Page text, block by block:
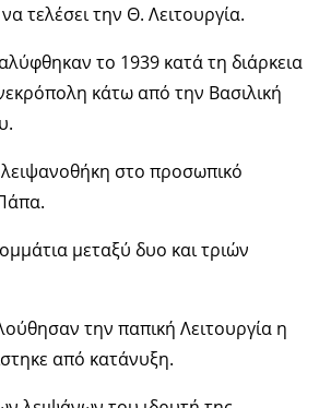
τελέσει την Θ. Λειτουργία.
το 1939 κατά τη διάρκεια
κάτω από την Βασιλική
στο προσωπικό
μεταξύ δυο και τριών
την παπική Λειτουργία η
από κατάνυξη.